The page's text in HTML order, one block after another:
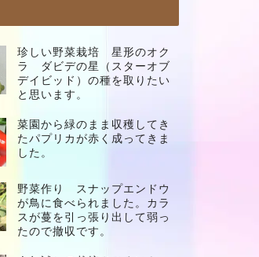
珍しい野菜栽培 星形のオク
ラ ダビデの星（スターオブ
デイビッド）の種を取りたい
と思います。
菜園から緑のまま収穫してき
たパプリカが赤く成ってきま
した。
野菜作り スナップエンドウ
が鳥に食べられました。カラ
スが蔓を引っ張り出して弱っ
たので撤収です。